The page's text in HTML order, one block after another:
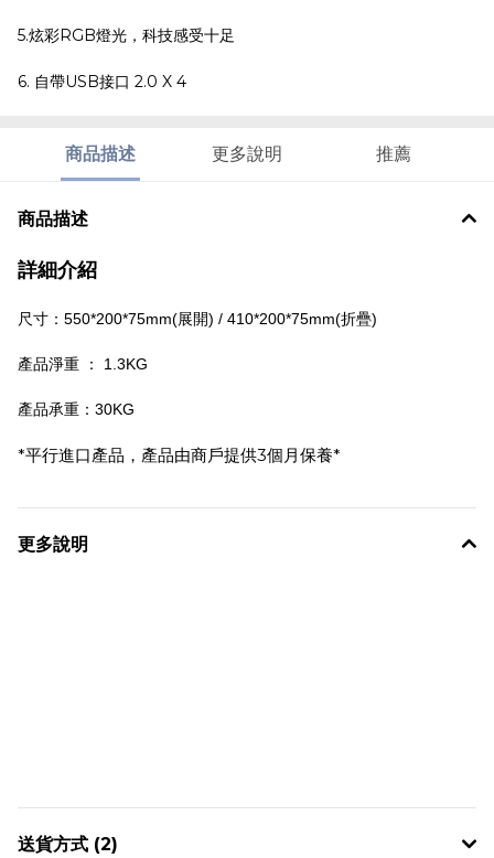
5.炫彩RGB燈光，科技感受十足
6. 自帶USB接口 2.0 X 4
商品描述 更多說明 推薦
商品描述
詳細介紹
尺寸：550*200*75mm(展開) / 410*200*75mm(折疊)
產品淨重 ： 1.3KG
產品承重：30KG
*平行進口產品，產品由商戶提供3個月保養*
更多說明
送貨方式 (2)